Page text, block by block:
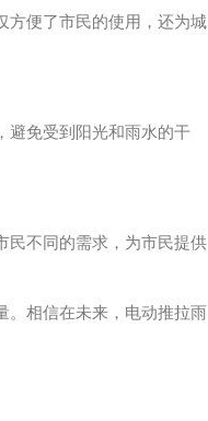
方便了市民的使用，还为城
避免受到阳光和雨水的干
民不同的需求，为市民提供
。相信在未来，电动推拉雨